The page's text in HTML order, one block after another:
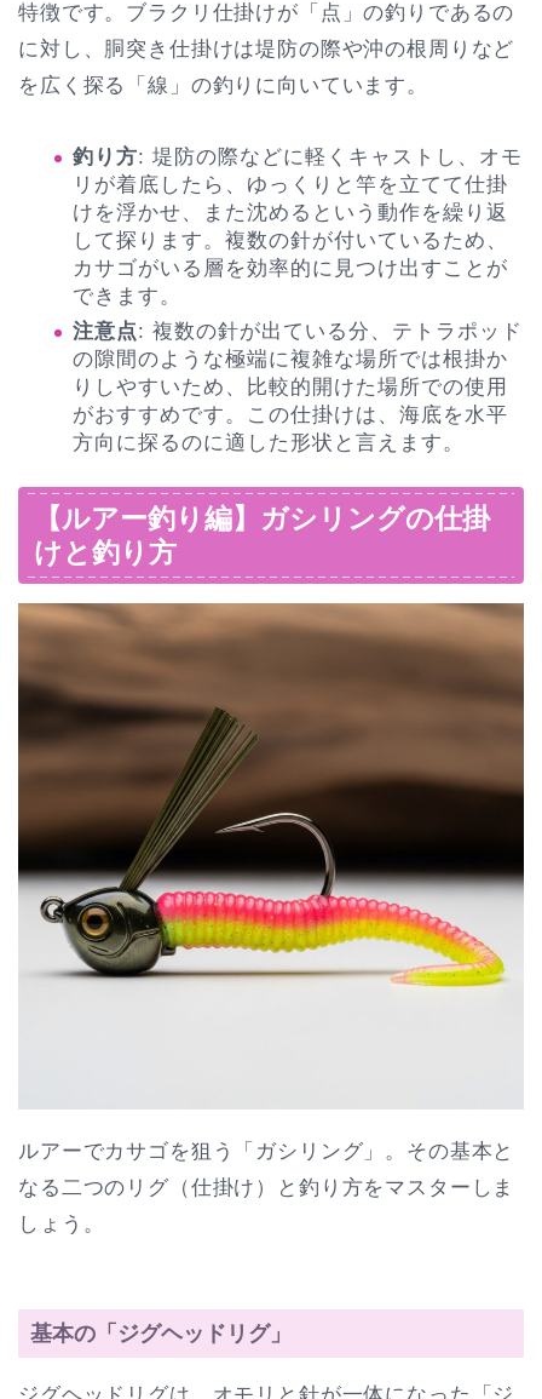
特徴です。ブラクリ仕掛けが「点」の釣りであるの
に対し、胴突き仕掛けは堤防の際や沖の根周りなど
を広く探る「線」の釣りに向いています。
釣り方: 堤防の際などに軽くキャストし、オモ
リが着底したら、ゆっくりと竿を立てて仕掛
けを浮かせ、また沈めるという動作を繰り返
して探ります。複数の針が付いているため、
カサゴがいる層を効率的に見つけ出すことが
できます。
注意点: 複数の針が出ている分、テトラポッド
の隙間のような極端に複雑な場所では根掛か
りしやすいため、比較的開けた場所での使用
がおすすめです。この仕掛けは、海底を水平
方向に探るのに適した形状と言えます。
【ルアー釣り編】ガシリングの仕掛
けと釣り方
ルアーでカサゴを狙う「ガシリング」。その基本と
なる二つのリグ（仕掛け）と釣り方をマスターしま
しょう。
基本の「ジグヘッドリグ」